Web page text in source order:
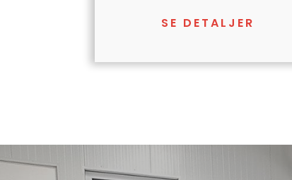
SE DETALJER